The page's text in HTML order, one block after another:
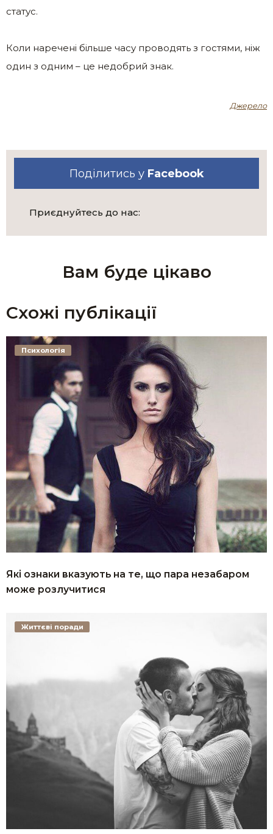
статус.
Коли наречені більше часу проводять з гостями, ніж
один з одним – це недобрий знак.
Джерело
Поділитись у Facebook
Приєднуйтесь до нас:
Вам буде цікаво
Схожі публікації
Які ознаки вказують на те, що пара незабаром
може розлучитися
Психологія
Життєві поради